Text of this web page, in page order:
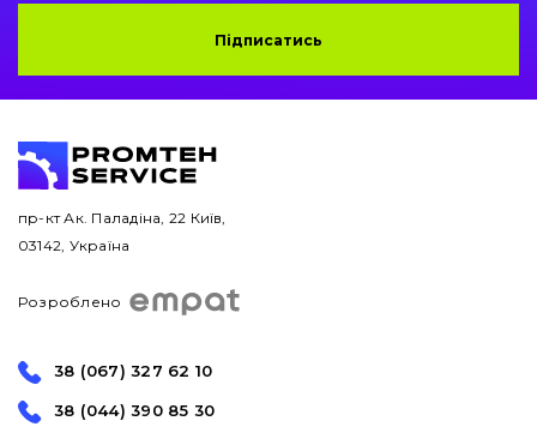
Підписатись
пр-кт Ак. Паладіна, 22 Київ,
03142, Україна
Розроблено
38 (067) 327 62 10
38 (044) 390 85 30